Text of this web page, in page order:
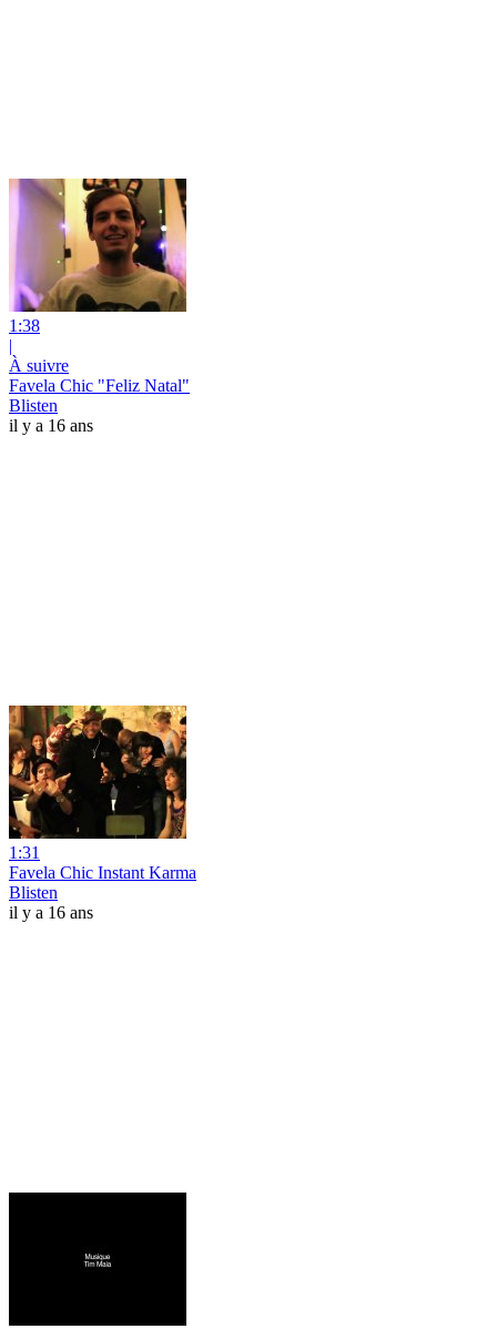
1:38
|
À suivre
Favela Chic "Feliz Natal"
Blisten
il y a 16 ans
1:31
Favela Chic Instant Karma
Blisten
il y a 16 ans